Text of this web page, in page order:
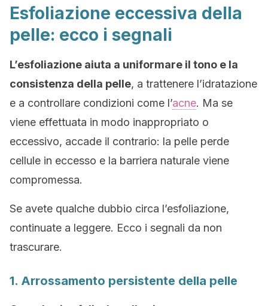
Esfoliazione eccessiva della
pelle: ecco i segnali
L’esfoliazione aiuta a uniformare il tono e la
consistenza della pelle, a trattenere l’idratazione
e a controllare condizioni come l’acne. Ma se
viene effettuata in modo inappropriato o
eccessivo, accade il contrario: la pelle perde
cellule in eccesso e la barriera naturale viene
compromessa.
Se avete qualche dubbio circa l’esfoliazione,
continuate a leggere. Ecco i segnali da non
trascurare.
1. Arrossamento persistente della pelle